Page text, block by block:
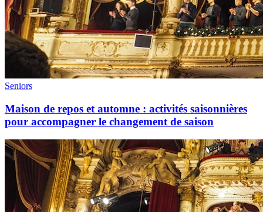
Seniors
Maison de repos et automne : activités saisonnières
pour accompagner le changement de saison